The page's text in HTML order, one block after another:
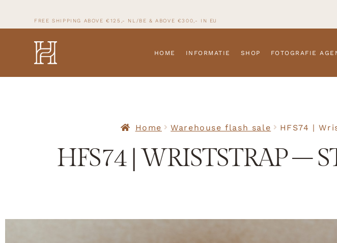
FREE SHIPPING ABOVE €125,- NL/BE & ABOVE €300,- IN EU
HOME INFORMATIE SHOP FOTOGRAFIE
Home Warehouse flash sale HFS74 |
HFS74 | WRISTSTRAP –